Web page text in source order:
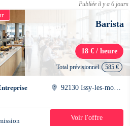
Publiée il y a 6 jours
Barista
18 € / heure
Total prévisionnel 585 €
5 jours
Voir l'offre